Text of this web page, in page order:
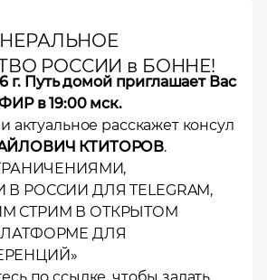
РОССИИ в БОННЕ!
г. Путь домой приглашает Вас
в 19:00 мск.
актуальное расскажет консул
КТИТОРОВ.
РОССИИ ДЛЯ TELEGRAM,
СТРИМ В ОТКРЫТОМ
ДЛЯ
»